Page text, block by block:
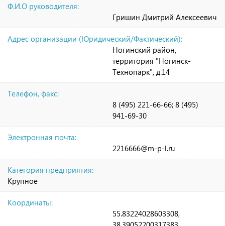
Ф.И.О руководителя:
Гришин Дмитрий Алексеевич
Адрес организации (Юридический/Фактический):
Ногинский район,
территория "Ногинск-
Технопарк", д.14
Телефон, факс:
8 (495) 221-66-66; 8 (495)
941‑69-30
Электронная почта:
2216666@m-p-l.ru
Категория предприятия:
Крупное
Координаты:
55.83224028603308,